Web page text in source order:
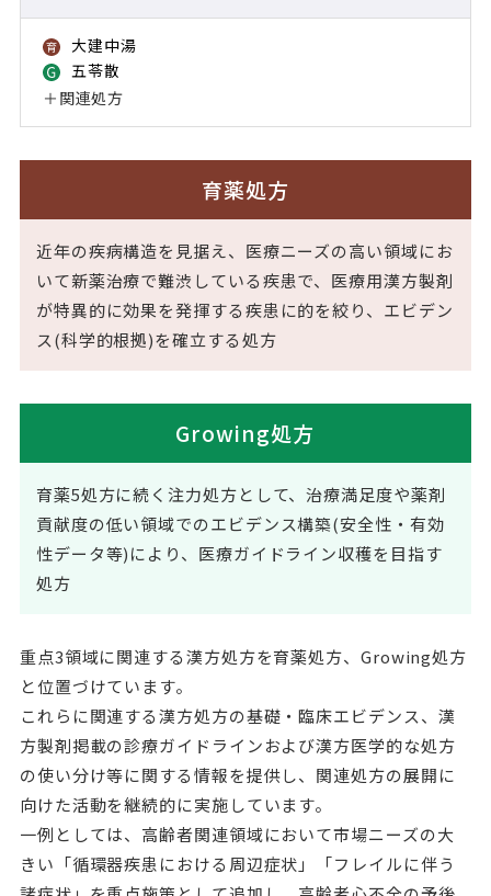
育薬
大建中湯
Growing
五苓散
＋関連処方
育薬処方
近年の疾病構造を見据え、医療ニーズの高い領域にお
いて新薬治療で難渋している疾患で、医療用漢方製剤
が特異的に効果を発揮する疾患に的を絞り、エビデン
ス(科学的根拠)を確立する処方
Growing処方
育薬5処方に続く注力処方として、治療満足度や薬剤
貢献度の低い領域でのエビデンス構築(安全性・有効
性データ等)により、医療ガイドライン収穫を目指す
処方
重点3領域に関連する漢方処方を育薬処方、Growing処方
と位置づけています。
これらに関連する漢方処方の基礎・臨床エビデンス、漢
方製剤掲載の診療ガイドラインおよび漢方医学的な処方
の使い分け等に関する情報を提供し、関連処方の展開に
向けた活動を継続的に実施しています。
一例としては、高齢者関連領域において市場ニーズの大
きい「循環器疾患における周辺症状」「フレイルに伴う